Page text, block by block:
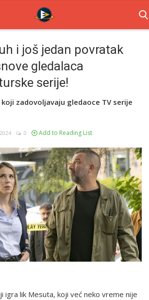
i još jedan povratak
gledalaca
serije!
zadovoljavaju gledaoce TV serije
0 Add to Reading List
igra lik Mesuta, koji već neko vreme nije